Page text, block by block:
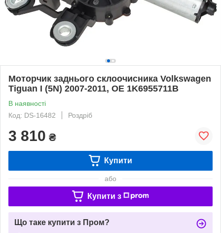
Моторчик заднього склоочисника Volkswagen
Tiguan I (5N) 2007-2011, OE 1K6955711B
В наявності
Код: DS-16482
Роздріб
3 810 ₴
Купити
або
Купити з
Що таке купити з Пром?